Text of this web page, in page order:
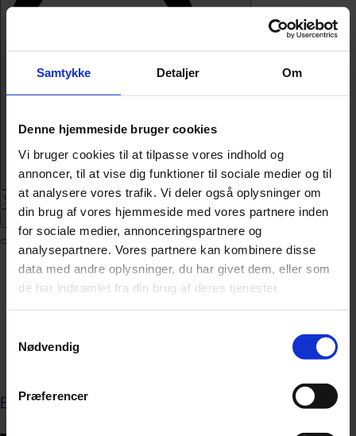
Samtykke Detaljer Om
Denne hjemmeside bruger cookies
Vi bruger cookies til at tilpasse vores indhold og
annoncer, til at vise dig funktioner til sociale medier og til
at analysere vores trafik. Vi deler også oplysninger om
din brug af vores hjemmeside med vores partnere inden
for sociale medier, annonceringspartnere og
analysepartnere. Vores partnere kan kombinere disse
data med andre oplysninger, du har givet dem, eller som
de har indsamlet fra din brug af deres tjenester.
Nødvendig
Præferencer
Abonnér
Nyheder
Politik
Sundhed
Forside»Økonomi